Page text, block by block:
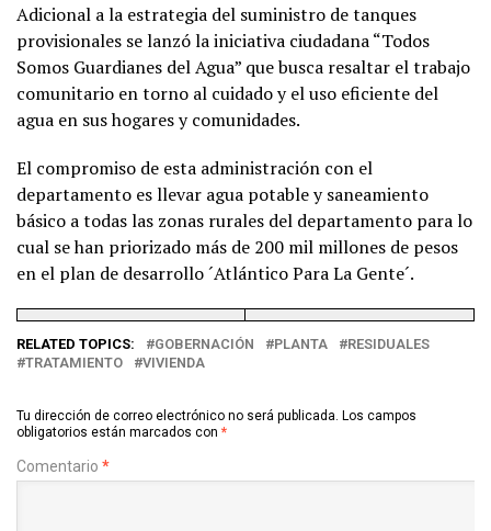
Adicional a la estrategia del suministro de tanques
provisionales se lanzó la iniciativa ciudadana “Todos
Somos Guardianes del Agua” que busca resaltar el trabajo
comunitario en torno al cuidado y el uso eficiente del
agua en sus hogares y comunidades.
El compromiso de esta administración con el
departamento es llevar agua potable y saneamiento
básico a todas las zonas rurales del departamento para lo
cual se han priorizado más de 200 mil millones de pesos
en el plan de desarrollo ´Atlántico Para La Gente´.
RELATED TOPICS: GOBERNACIÓN PLANTA
RESIDUALES
TRATAMIENTO
VIVIENDA
Tu dirección de correo electrónico no será publicada. Los campos
obligatorios están marcados con *
Comentario *